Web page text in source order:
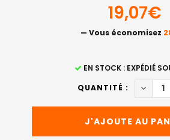
19,07€
— Vous économisez
EN STOCK : EXPÉDIÉ
QUANTITÉ :